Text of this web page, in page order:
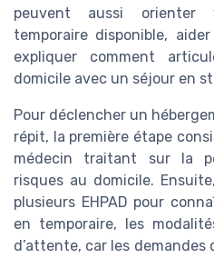
peuvent aussi orienter
temporaire disponible,
expliquer comment
domicile avec un séjour en
Pour déclencher un
répit, la première étape
médecin traitant sur la
risques au domicile.
plusieurs EHPAD pour
en temporaire, les
d’attente, car les